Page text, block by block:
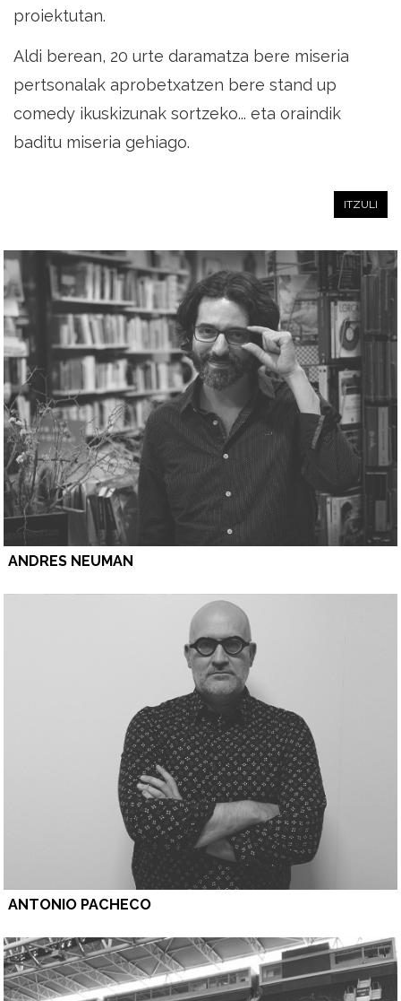
proiektutan.
Aldi berean, 20 urte daramatza bere miseria
pertsonalak aprobetxatzen bere stand up
comedy ikuskizunak sortzeko... eta oraindik
baditu miseria gehiago.
ITZULI
ANDRES NEUMAN
ANTONIO PACHECO